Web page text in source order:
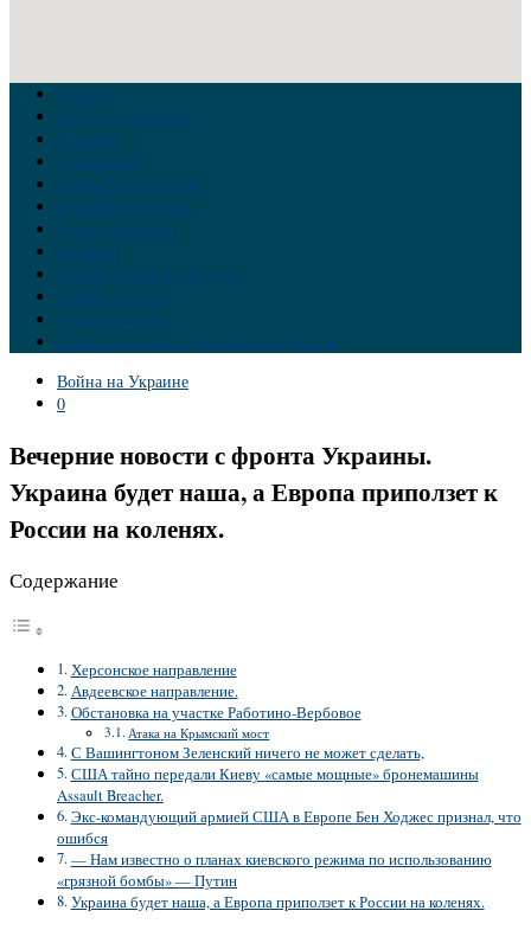
Главная
Война на Украине
Новости
Аналитика
Тайны Геополитики
Российские элиты
Теория заговора
Украина
Новый Мировой Порядок
Тайны истории
Обратная связь
Правила комментирования материалов
Война на Украине
0
Вечерние новости с фронта Украины.
Украина будет наша, а Европа приползет к
России на коленях.
Содержание
Херсонское направление
Авдеевское направление.
Обстановка на участке Работино-Вербовое
Атака на Крымский мост
С Вашингтоном Зеленский ничего не может сделать,
США тайно передали Киеву «самые мощные» бронемашины
Assault Breacher.
Экс-командующий армией США в Европе Бен Ходжес признал, что
ошибся
— Нам известно о планах киевского режима по использованию
«грязной бомбы» — Путин
Украина будет наша, а Европа приползет к России на коленях.